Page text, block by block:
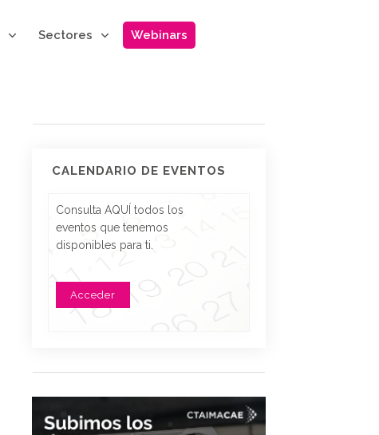
Sectores Webinars
CALENDARIO DE EVENTOS
Consulta AQUÍ todos los
eventos que tenemos
disponibles para ti.
Acceder